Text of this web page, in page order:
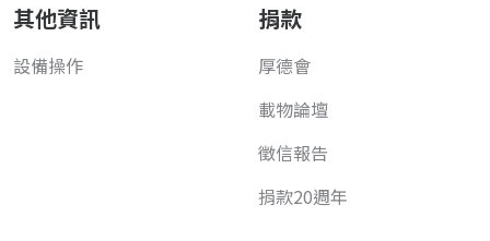
其他資訊
設備操作
捐款
厚德會
載物論壇
徵信報告
捐款20週年